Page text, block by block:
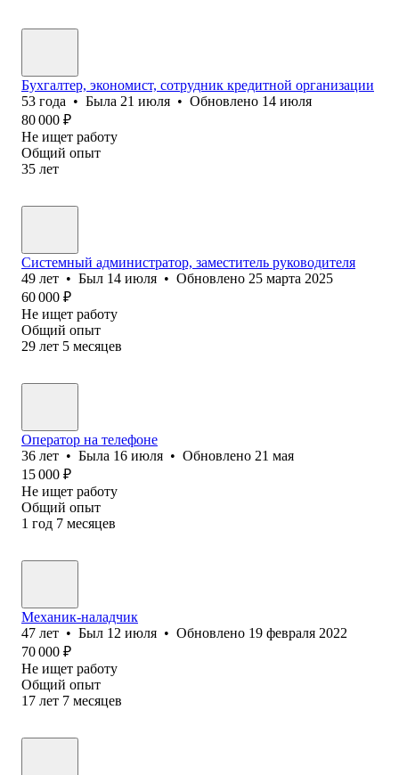
Бухгалтер, экономист, сотрудник кредитной организации
53 года • Была 21 июля • Обновлено 14 июля
80 000 ₽
Не ищет работу
Общий опыт
35 лет
Системный администратор, заместитель руководителя
49 лет • Был 14 июля • Обновлено 25 марта 2025
60 000 ₽
Не ищет работу
Общий опыт
29 лет 5 месяцев
Оператор на телефоне
36 лет • Была 16 июля • Обновлено 21 мая
15 000 ₽
Не ищет работу
Общий опыт
1 год 7 месяцев
Механик-наладчик
47 лет • Был 12 июля • Обновлено 19 февраля 2022
70 000 ₽
Не ищет работу
Общий опыт
17 лет 7 месяцев